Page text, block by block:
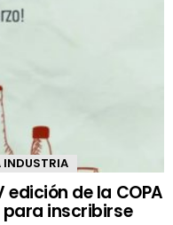
INDUSTRIA
de la COPA
para inscribirse